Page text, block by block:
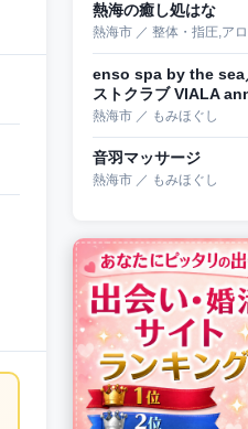
熱海の癒し処はな
熱海市 ／ 整体・指圧,ア
enso spa by the sea
ストクラブ VIALA
熱海市 ／ もみほぐし
音羽マッサージ
熱海市 ／ もみほぐし